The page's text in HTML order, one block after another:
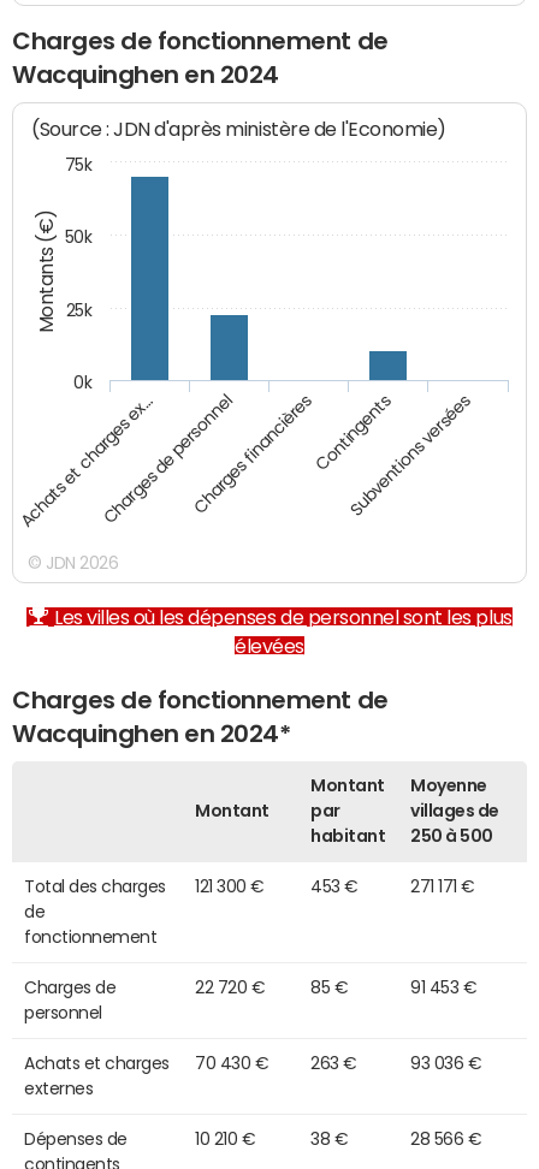
Charges de fonctionnement de
Wacquinghen en 2024
Montants (€)
(Source : JDN d'après ministère de l'Economie)
Achats et charges ex…Charges de personnelCharges financièresContingents
Subventions versées
0k
25k
50k
75k
© JDN 2026
Les villes où les dépenses de personnel sont les plus
élevées
Charges de fonctionnement de
Wacquinghen en 2024*
Montant
Montant
par
habitant
Moyenne
villages de
250 à 500
Total des charges
de
fonctionnement
121 300 € 453 € 271 171 €
Charges de
personnel
22 720 € 85 € 91 453 €
Achats et charges
externes
70 430 € 263 € 93 036 €
Dépenses de
contingents
10 210 € 38 € 28 566 €